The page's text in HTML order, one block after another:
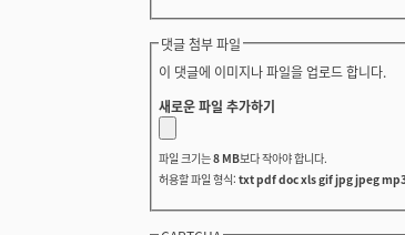
댓글 첨부 파일
이 댓글에 이미지나 파일을 업로드 합니다.
새로운 파일 추가하기
파일 크기는8 MB보다 작아야 합니다.
허용할 파일 형식: txt pdf doc xls gif jpg jpeg